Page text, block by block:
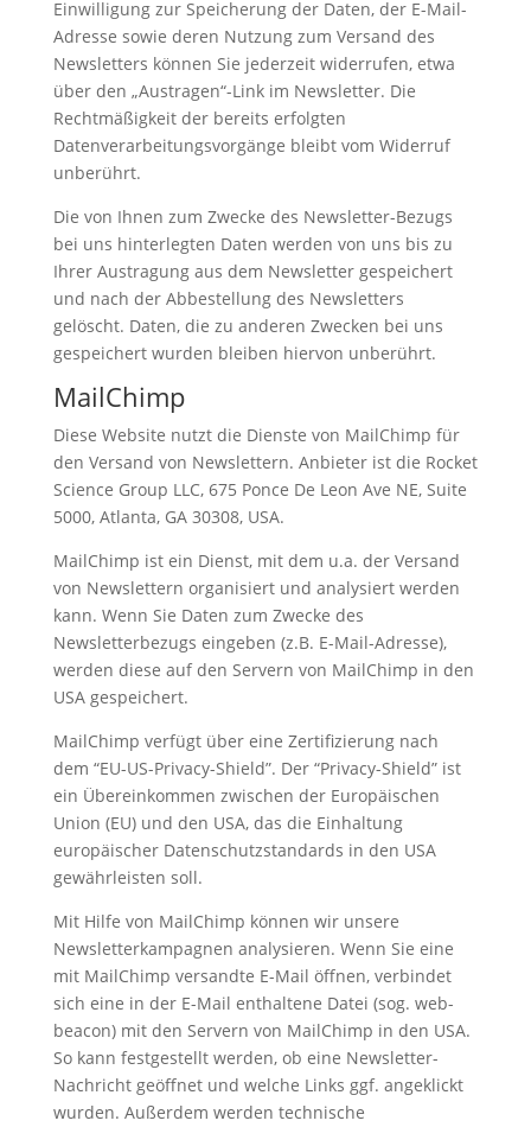
Einwilligung zur Speicherung der Daten, der E-Mail-
Adresse sowie deren Nutzung zum Versand des
Newsletters können Sie jederzeit widerrufen, etwa
über den „Austragen“-Link im Newsletter. Die
Rechtmäßigkeit der bereits erfolgten
Datenverarbeitungsvorgänge bleibt vom Widerruf
unberührt.
Die von Ihnen zum Zwecke des Newsletter-Bezugs
bei uns hinterlegten Daten werden von uns bis zu
Ihrer Austragung aus dem Newsletter gespeichert
und nach der Abbestellung des Newsletters
gelöscht. Daten, die zu anderen Zwecken bei uns
gespeichert wurden bleiben hiervon unberührt.
MailChimp
Diese Website nutzt die Dienste von MailChimp für
den Versand von Newslettern. Anbieter ist die Rocket
Science Group LLC, 675 Ponce De Leon Ave NE, Suite
5000, Atlanta, GA 30308, USA.
MailChimp ist ein Dienst, mit dem u.a. der Versand
von Newslettern organisiert und analysiert werden
kann. Wenn Sie Daten zum Zwecke des
Newsletterbezugs eingeben (z.B. E-Mail-Adresse),
werden diese auf den Servern von MailChimp in den
USA gespeichert.
MailChimp verfügt über eine Zertifizierung nach
dem “EU-US-Privacy-Shield”. Der “Privacy-Shield” ist
ein Übereinkommen zwischen der Europäischen
Union (EU) und den USA, das die Einhaltung
europäischer Datenschutzstandards in den USA
gewährleisten soll.
Mit Hilfe von MailChimp können wir unsere
Newsletterkampagnen analysieren. Wenn Sie eine
mit MailChimp versandte E-Mail öffnen, verbindet
sich eine in der E-Mail enthaltene Datei (sog. web-
beacon) mit den Servern von MailChimp in den USA.
So kann festgestellt werden, ob eine Newsletter-
Nachricht geöffnet und welche Links ggf. angeklickt
wurden. Außerdem werden technische